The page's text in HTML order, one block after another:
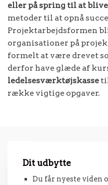
eller på spring til at
metoder til at opnå
Projektarbejdsformen
organisationer på
formelt at være drevet
derfor have glæde af
ledelsesværktøjskasse
række vigtige opgaver.
Dit udbytte
Du får nyeste viden